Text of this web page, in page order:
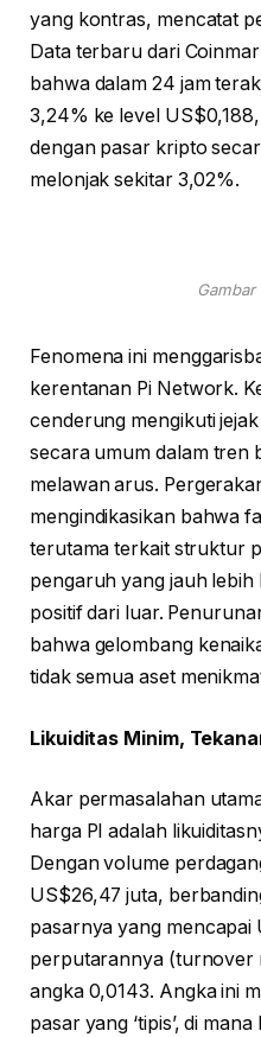
yang kontras, mencatat
Data terbaru dari
bahwa dalam 24 jam
3,24% ke level
dengan pasar kripto
melonjak sekitar 3,02%.
Fenomena ini
kerentanan Pi Network.
cenderung mengikuti
secara umum dalam tren
melawan arus.
mengindikasikan bahwa
terutama terkait struktur
pengaruh yang jauh
positif dari luar.
bahwa gelombang
tidak semua aset
Likuiditas Minim,
Akar permasalahan
harga PI adalah
Dengan volume
US$26,47 juta,
pasarnya yang mencapai
perputarannya (turnover
angka 0,0143. Angka ini
pasar yang ‘tipis’, di